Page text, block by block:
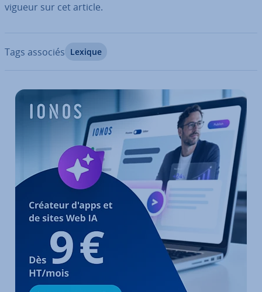
vigueur sur cet article.
Tags associés Lexique
Aller au menu principal